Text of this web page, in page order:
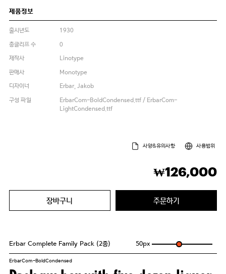
제품정보
출시년도
1930
총글리프 수
0
제작사
Linotype
판매사
Monotype
디자이너
Erbar, Jakob
구성 파일
ErbarCom-BoldCondensed.ttf / ErbarCom-
LightCondensed.ttf
사양&유의사항 사용범위
₩126,000
장바구니 주문하기
Erbar Complete Family Pack (2종) 50px
ErbarCom-BoldCondensed